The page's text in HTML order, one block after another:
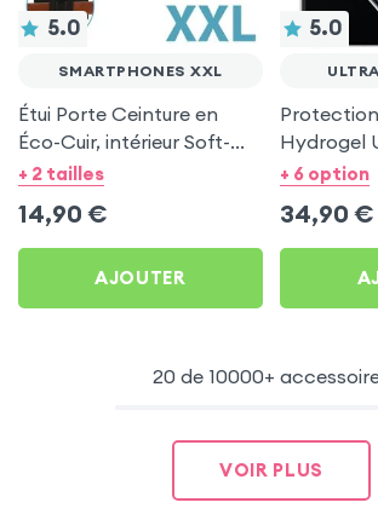
5.0
SMARTPHONES XXL
Étui Porte Ceinture en
Éco-Cuir, intérieur Soft-
Touch Noir taille XXL
+ 2 tailles
14,90 €
AJOUTER
5.0
Hydrogel
pour
+ 6 option
34,90 €
20 de 10000+
VOIR PLUS